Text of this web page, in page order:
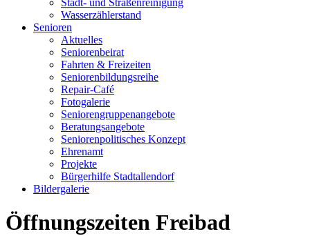
Wasserzählerstand
Senioren
Aktuelles
Seniorenbeirat
Fahrten & Freizeiten
Seniorenbildungsreihe
Repair-Café
Fotogalerie
Seniorengruppenangebote
Beratungsangebote
Seniorenpolitisches Konzept
Ehrenamt
Projekte
Bürgerhilfe Stadtallendorf
Bildergalerie
Öffnungszeiten Freibad